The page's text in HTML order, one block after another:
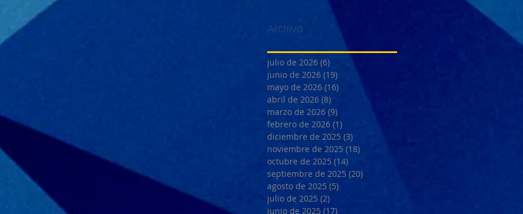
Archivo
julio de 2026 (6) 6 entradas
junio de 2026 (19) 19 entradas
mayo de 2026 (16)
abril de 2026 (8)
marzo de 2026 (9)
febrero de 2026 (1)
diciembre de 2025 (3)
noviembre de 2025 (18)
octubre de 2025 (14)
septiembre de 2025 (20)
agosto de 2025 (5)
julio de 2025 (2)
junio de 2025 (17)